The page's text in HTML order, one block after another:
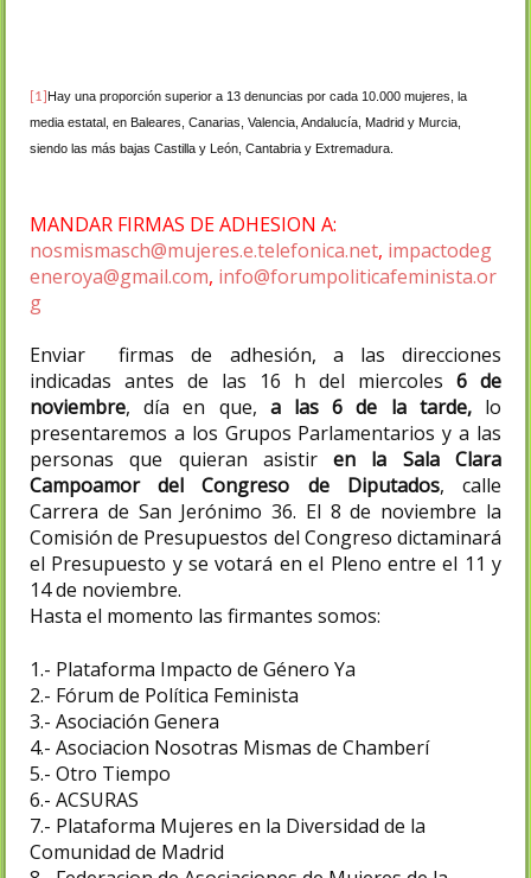
[1] Hay una proporción superior a 13 denuncias por cada 10.000 mujeres, la
media estatal, en Baleares, Canarias, Valencia, Andalucía, Madrid y Murcia,
siendo las más bajas Castilla y León, Cantabria y Extremadura.
MANDAR FIRMAS DE ADHESION A:
nosmismasch@mujeres.e.telefonica.net, impactodeg
eneroya@gmail.com, info@forumpoliticafeminista.or
g
Enviar firmas de adhesión, a las direcciones
indicadas antes de las 16 h del miercoles 6 de
noviembre, día en que, a las 6 de la tarde,lo
presentaremos a los Grupos Parlamentarios y a las
personas que quieran asistiren la Sala Clara
Campoamor del Congreso de Diputados, calle
Carrera de San Jerónimo 36. El 8 de noviembre la
Comisión de Presupuestos del Congreso dictaminará
el Presupuesto y se votará en el Pleno entre el 11 y
14 de noviembre.
Hasta el momento las firmantes somos:
1.- Plataforma Impacto de Género Ya
2.- Fórum de Política Feminista
3.- Asociación Genera
4.- Asociacion Nosotras Mismas de Chamberí
5.- Otro Tiempo
6.- ACSURAS
7.- Plataforma Mujeres en la Diversidad de la
Comunidad de Madrid